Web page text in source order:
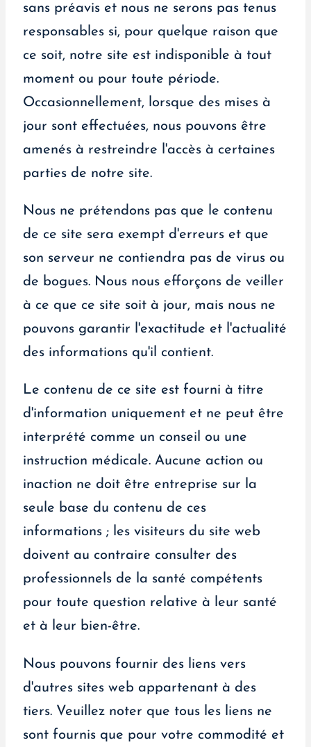
sans préavis et nous ne serons pas tenus
responsables si, pour quelque raison que
ce soit, notre site est indisponible à tout
moment ou pour toute période.
Occasionnellement, lorsque des mises à
jour sont effectuées, nous pouvons être
amenés à restreindre l'accès à certaines
parties de notre site.
Nous ne prétendons pas que le contenu
de ce site sera exempt d'erreurs et que
son serveur ne contiendra pas de virus ou
de bogues. Nous nous efforçons de veiller
à ce que ce site soit à jour, mais nous ne
pouvons garantir l'exactitude et l'actualité
des informations qu'il contient.
Le contenu de ce site est fourni à titre
d'information uniquement et ne peut être
interprété comme un conseil ou une
instruction médicale. Aucune action ou
inaction ne doit être entreprise sur la
seule base du contenu de ces
informations ; les visiteurs du site web
doivent au contraire consulter des
professionnels de la santé compétents
pour toute question relative à leur santé
et à leur bien-être.
Nous pouvons fournir des liens vers
d'autres sites web appartenant à des
tiers. Veuillez noter que tous les liens ne
sont fournis que pour votre commodité et